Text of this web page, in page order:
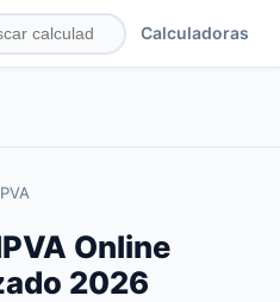
Calculadoras
Online
2026